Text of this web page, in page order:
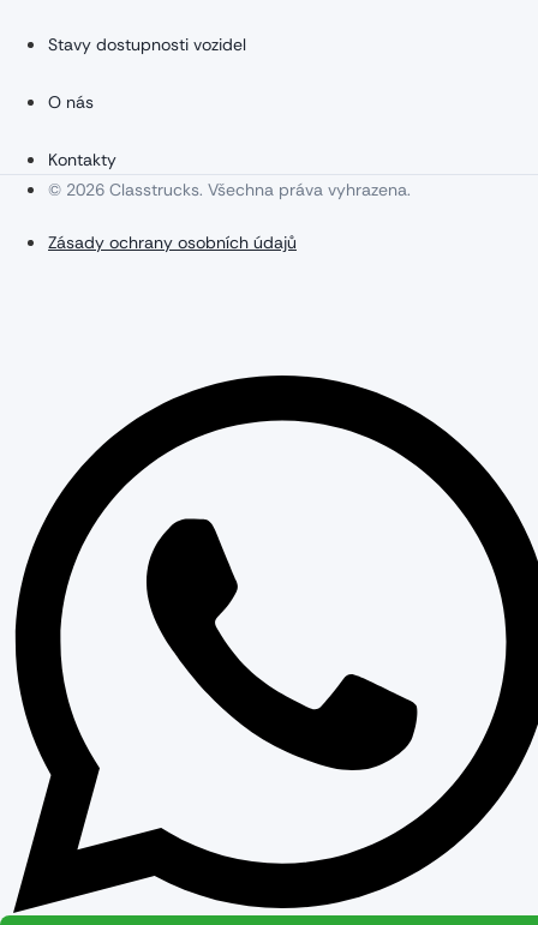
Stavy dostupnosti vozidel
O nás
Kontakty
© 2026 Classtrucks. Všechna práva vyhrazena.
Zásady ochrany osobních údajů